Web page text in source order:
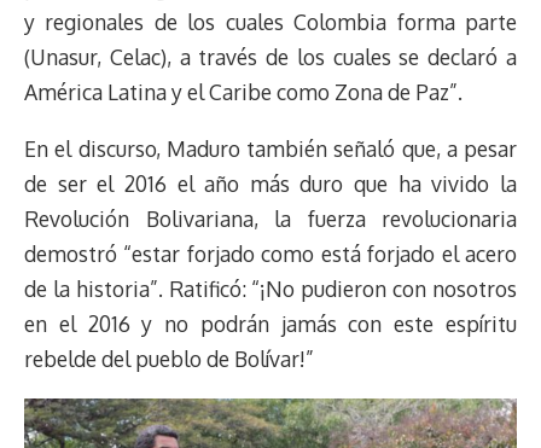
y regionales de los cuales Colombia forma parte
(Unasur, Celac), a través de los cuales se declaró a
América Latina y el Caribe como Zona de Paz”.
En el discurso, Maduro también señaló que, a pesar
de ser el 2016 el año más duro que ha vivido la
Revolución Bolivariana, la fuerza revolucionaria
demostró “estar forjado como está forjado el acero
de la historia”. Ratificó: “¡No pudieron con nosotros
en el 2016 y no podrán jamás con este espíritu
rebelde del pueblo de Bolívar!”